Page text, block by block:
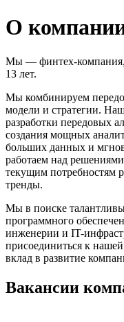
О
Мы — финтех-компания,
13 лет.
Мы комбинируем
модели и стратегии.
разработки передовых
создания мощных
больших данных и
работаем над
текущим потребностям
тренды.
Мы в поиске
программного
инженерии и IT-
присоединиться к
вклад в развитие
Вакансии